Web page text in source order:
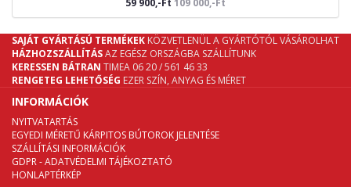
59 900,-Ft 109 000,-Ft
SAJÁT GYÁRTÁSÚ TERMÉKEK KÖZVETLENÜL A GYÁRTÓTÓL VÁSÁROLHAT
HÁZHOZSZÁLLÍTÁSAZ EGÉSZ ORSZÁGBA SZÁLLÍTUNK
KERESSEN BÁTRAN TIMEA 06 20 / 561 46 33
RENGETEG LEHETŐSÉG EZER SZÍN, ANYAG ÉS MÉRET
INFORMÁCIÓK
NYITVATARTÁS
EGYEDI MÉRETŰ KÁRPITOS BÚTOROK JELENTÉSE
SZÁLLÍTÁSI INFORMÁCIÓK
GDPR - ADATVÉDELMI TÁJÉKOZTATÓ
HONLAPTÉRKÉP